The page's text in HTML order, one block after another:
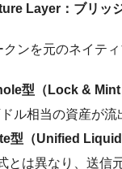
Layer：ブリッ
クンを元のネイテ
型（Lock & Mint
ル相当の資産が流
型（Unified
とは異なり、送信